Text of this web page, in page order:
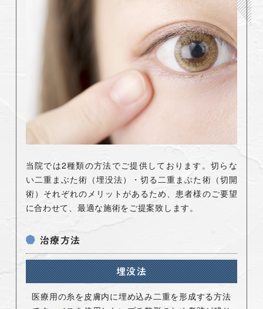
当院では2種類の方法でご提供しております。切らな
い二重まぶた術（埋没法）・切る二重まぶた術（切開
術）それぞれのメリットがあるため、患者様のご要望
に合わせて、最適な施術をご提案致します。
治療方法
埋没法
医療用の糸を皮膚内に埋め込み二重を形成する方法